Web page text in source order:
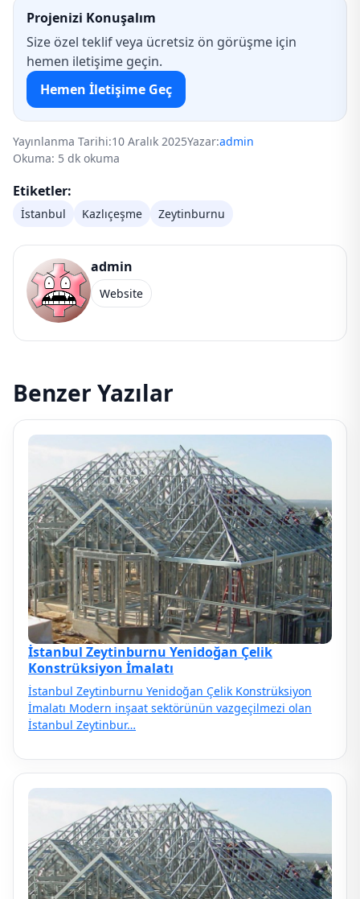
Projenizi Konuşalım
Size özel teklif veya ücretsiz ön görüşme için
hemen iletişime geçin.
Hemen İletişime Geç
Yayınlanma Tarihi:10 Aralık 2025Yazar:admin
Okuma: 5 dk okuma
Etiketler:
İstanbul Kazlıçeşme Zeytinburnu
admin
Website
Benzer Yazılar
İstanbul Zeytinburnu Yenidoğan Çelik
Konstrüksiyon İmalatı
İstanbul Zeytinburnu Yenidoğan Çelik Konstrüksiyon
İmalatı Modern inşaat sektörünün vazgeçilmezi olan
İstanbul Zeytinbur…